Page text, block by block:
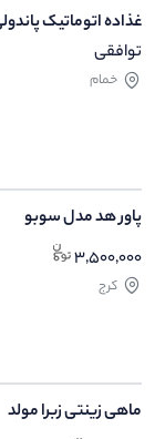
غذاده اتوماتیک
توافقی
خمام
پاور هد مدل سوبو
3,500,000
کرج
ماهی زینتی زبرا مولد